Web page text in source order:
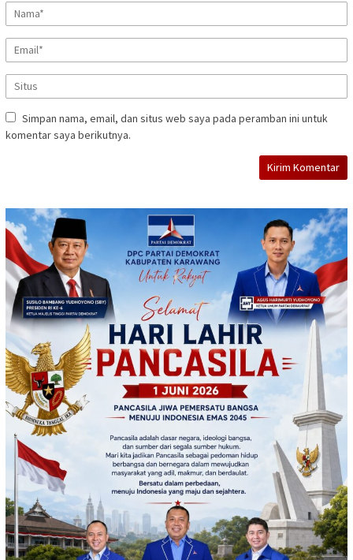
Simpan nama, email, dan situs web saya pada peramban ini untuk
komentar saya berikutnya.